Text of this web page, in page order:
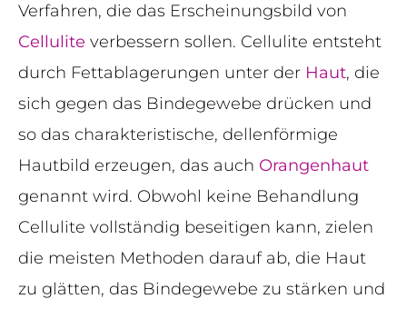
Verfahren, die das Erscheinungsbild von
Cellulite verbessern sollen. Cellulite entsteht
durch Fettablagerungen unter der Haut, die
sich gegen das Bindegewebe drücken und
so das charakteristische, dellenförmige
Hautbild erzeugen, das auch Orangenhaut
genannt wird. Obwohl keine Behandlung
Cellulite vollständig beseitigen kann, zielen
die meisten Methoden darauf ab, die Haut
zu glätten, das Bindegewebe zu stärken und